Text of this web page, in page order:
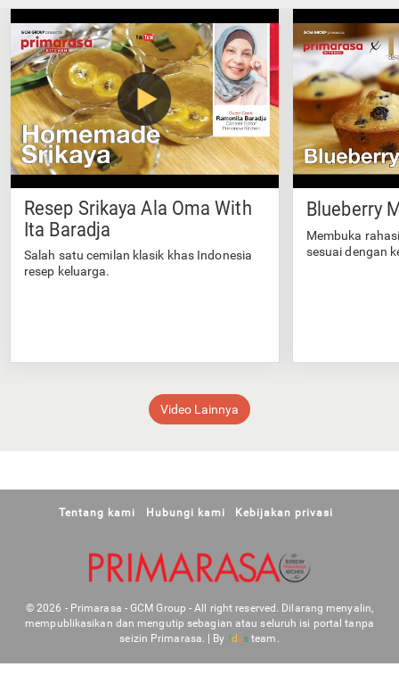
Resep Srikaya Ala Oma With
Ita Baradja
Salah satu cemilan klasik khas Indonesia
resep keluarga.
Blueberry
Membuka
sesuai dengan
Video Lainnya
Tentang kami Hubungi kami Kebijakan privasi
© 2026 - Primarasa - GCM Group - All right reserved. Dilarang menyalin,
mempublikasikan dan mengutip sebagian atau seluruh isi portal tanpa
seizin Primarasa. | By fdvs team.